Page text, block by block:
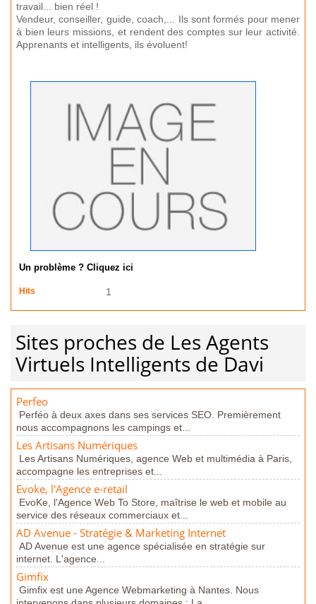
travail... bien réel !
Vendeur, conseiller, guide, coach,... Ils sont formés pour mener
à bien leurs missions, et rendent des comptes sur leur activité.
Apprenants et intelligents, ils évoluent!
Un problème ? Cliquez ici
Hits 1
Sites proches de Les Agents
Virtuels Intelligents de Davi
Perfeo
Perféo à deux axes dans ses services SEO. Premièrement
nous accompagnons les campings et...
Les Artisans Numériques
Les Artisans Numériques, agence Web et multimédia à Paris,
accompagne les entreprises et...
Evoke, l'Agence e-retail
EvoKe, l'Agence Web To Store, maîtrise le web et mobile au
service des réseaux commerciaux et...
AD Avenue - Stratégie & Marketing Internet
AD Avenue est une agence spécialisée en stratégie sur
internet. L'agence...
Gimfix
Gimfix est une Agence Webmarketing à Nantes. Nous